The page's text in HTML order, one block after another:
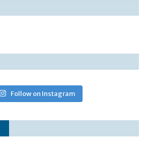
Follow on Instagram